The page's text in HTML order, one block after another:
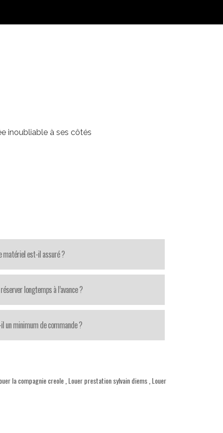
inoubliable à ses côtés
matériel est-il assuré ?
longtemps à l’avance ?
un minimum de commande ?
la compagnie creole, Louer prestation sylvain diems, Louer